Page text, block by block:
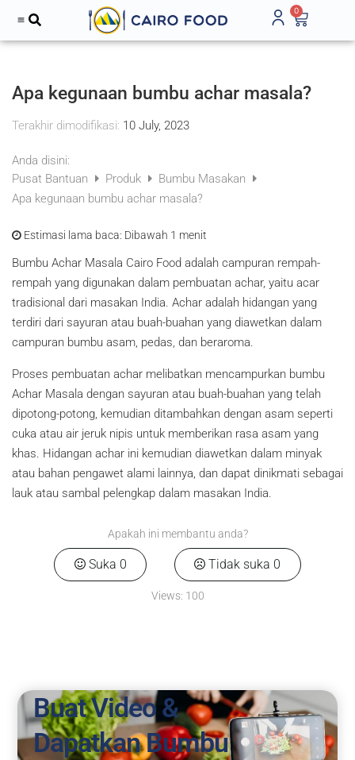
0
Apa kegunaan bumbu achar masala?
Terakhir dimodifikasi: 10 July, 2023
Anda disini:
Pusat Bantuan
Produk
Bumbu Masakan
Apa kegunaan bumbu achar masala?
Estimasi lama baca: Dibawah 1 menit
Bumbu Achar Masala Cairo Food adalah campuran rempah-
rempah yang digunakan dalam pembuatan achar, yaitu acar
tradisional dari masakan India. Achar adalah hidangan yang
terdiri dari sayuran atau buah-buahan yang diawetkan dalam
campuran bumbu asam, pedas, dan beraroma.
Proses pembuatan achar melibatkan mencampurkan bumbu
Achar Masala dengan sayuran atau buah-buahan yang telah
dipotong-potong, kemudian ditambahkan dengan asam seperti
cuka atau air jeruk nipis untuk memberikan rasa asam yang
khas. Hidangan achar ini kemudian diawetkan dalam minyak
atau bahan pengawet alami lainnya, dan dapat dinikmati sebagai
lauk atau sambal pelengkap dalam masakan India.
Apakah ini membantu anda?
Suka 0 Tidak suka 0
Views: 100
Buat Video &
Dapatkan Bumbu